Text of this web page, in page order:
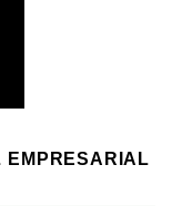
EMPRESARIAL